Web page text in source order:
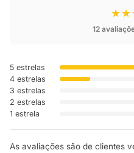
12
5 estrelas
4 estrelas
3 estrelas
2 estrelas
1 estrela
As avaliações são de clientes